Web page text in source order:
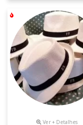
Ver + Detalhes